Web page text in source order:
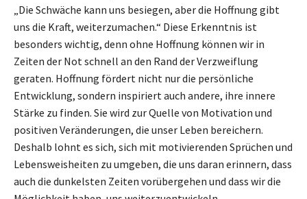
„Die Schwäche kann uns besiegen, aber die Hoffnung gibt
uns die Kraft, weiterzumachen.“ Diese Erkenntnis ist
besonders wichtig, denn ohne Hoffnung können wir in
Zeiten der Not schnell an den Rand der Verzweiflung
geraten. Hoffnung fördert nicht nur die persönliche
Entwicklung, sondern inspiriert auch andere, ihre innere
Stärke zu finden. Sie wird zur Quelle von Motivation und
positiven Veränderungen, die unser Leben bereichern.
Deshalb lohnt es sich, sich mit motivierenden Sprüchen und
Lebensweisheiten zu umgeben, die uns daran erinnern, dass
auch die dunkelsten Zeiten vorübergehen und dass wir die